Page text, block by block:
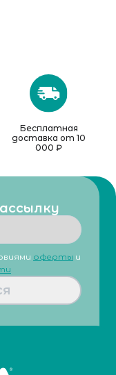
Бесплатная
доставка от 10
000 ₽
оферты и